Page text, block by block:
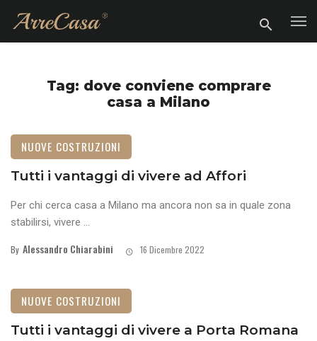
Tag: dove conviene comprare
casa a Milano
NUOVE COSTRUZIONI
Tutti i vantaggi di vivere ad Affori
Per chi cerca casa a Milano ma ancora non sa in quale zona
stabilirsi, vivere ...
By Alessandro Chiarabini 16 Dicembre 2022
NUOVE COSTRUZIONI
Tutti i vantaggi di vivere a Porta Romana